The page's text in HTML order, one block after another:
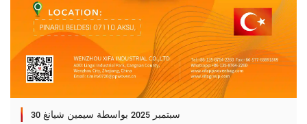
30 سبتمبر 2025 بواسطة سيمين شيانغ